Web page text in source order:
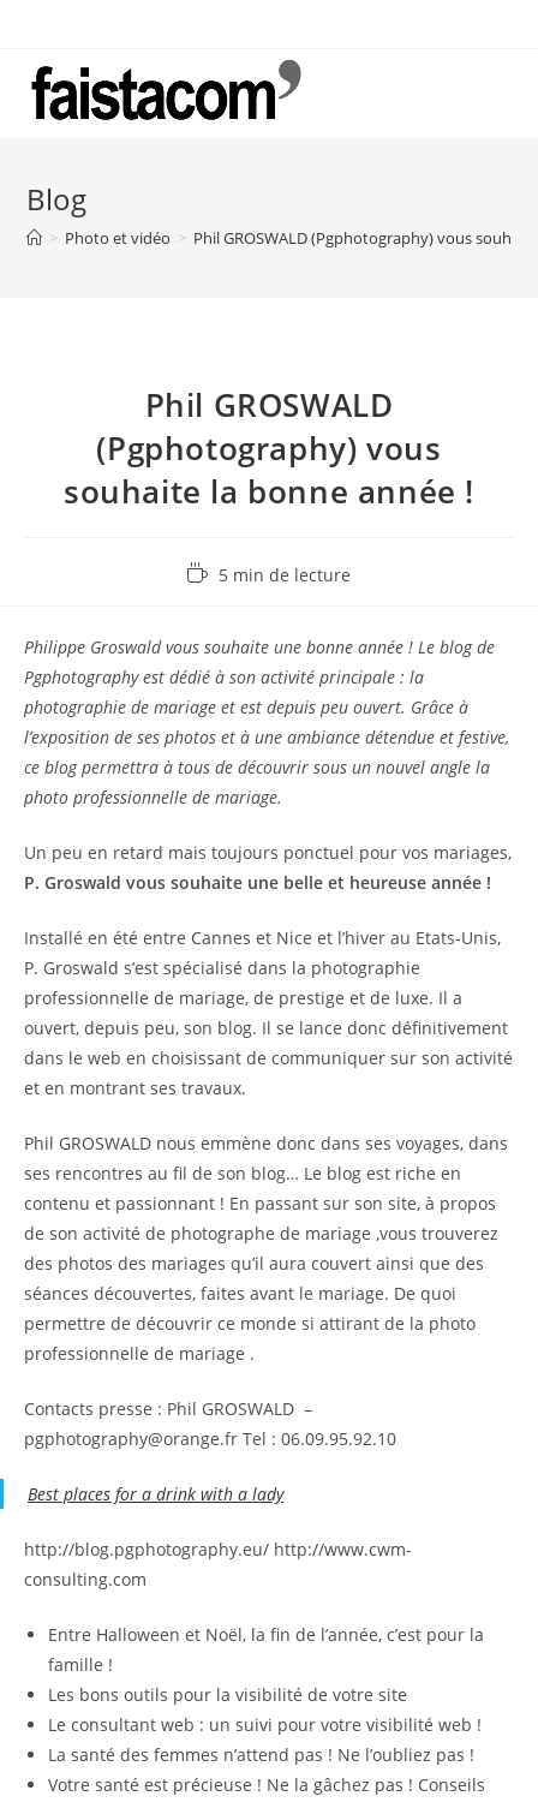
content
Blog
> Photo et vidéo > Phil GROSWALD (Pgphotography) vous
Phil GROSWALD
(Pgphotography) vous
souhaite la bonne année !
Temps5 min de lecture
Philippe Groswald vous souhaite une bonne année ! Le blog de
Pgphotography est dédié à son activité principale : la
photographie de mariage et est depuis peu ouvert. Grâce à
l’exposition de ses photos et à une ambiance détendue et festive,
ce blog permettra à tous de découvrir sous un nouvel angle la
photo professionnelle de mariage.
Un peu en retard mais toujours ponctuel pour vos mariages,
P. Groswald vous souhaite une belle et heureuse année !
Installé en été entre Cannes et Nice et l’hiver au Etats-Unis,
P. Groswald s’est spécialisé dans la photographie
professionnelle de mariage, de prestige et de luxe. Il a
ouvert, depuis peu, son blog. Il se lance donc définitivement
dans le web en choisissant de communiquer sur son activité
et en montrant ses travaux.
Phil GROSWALD nous emmène donc dans ses voyages, dans
ses rencontres au fil de son blog… Le blog est riche en
contenu et passionnant ! En passant sur son site, à propos
de son activité de photographe de mariage ,vous trouverez
des photos des mariages qu’il aura couvert ainsi que des
séances découvertes, faites avant le mariage. De quoi
permettre de découvrir ce monde si attirant de la photo
professionnelle de mariage .
Contacts presse : Phil GROSWALD –
pgphotography@orange.fr Tel : 06.09.95.92.10
Best places for a drink with a lady
http://blog.pgphotography.eu/ http://www.cwm-
consulting.com
Entre Halloween et Noël, la fin de l’année, c’est pour la
famille !
Les bons outils pour la visibilité de votre site
Le consultant web : un suivi pour votre visibilité web !
La santé des femmes n’attend pas ! Ne l’oubliez pas !
Votre santé est précieuse ! Ne la gâchez pas ! Conseils